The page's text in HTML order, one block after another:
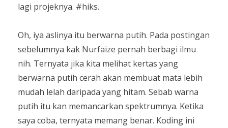
lagi projeknya. #hiks.
Oh, iya aslinya itu berwarna putih. Pada postingan
sebelumnya kak Nurfaize pernah berbagi ilmu
nih. Ternyata jika kita melihat kertas yang
berwarna putih cerah akan membuat mata lebih
mudah lelah daripada yang hitam. Sebab warna
putih itu kan memancarkan spektrumnya. Ketika
saya coba, ternyata memang benar. Koding ini